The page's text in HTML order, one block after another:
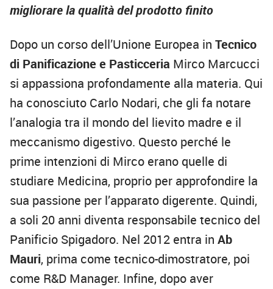
migliorare la qualità del prodotto finito
Dopo un corso dell’Unione Europea in Tecnico
di Panificazione e Pasticceria Mirco Marcucci
si appassiona profondamente alla materia. Qui
ha conosciuto Carlo Nodari, che gli fa notare
l’analogia tra il mondo del lievito madre e il
meccanismo digestivo. Questo perché le
prime intenzioni di Mirco erano quelle di
studiare Medicina, proprio per approfondire la
sua passione per l’apparato digerente. Quindi,
a soli 20 anni diventa responsabile tecnico del
Panificio Spigadoro. Nel 2012 entra in Ab
Mauri, prima come tecnico-dimostratore, poi
come R&D Manager. Infine, dopo aver